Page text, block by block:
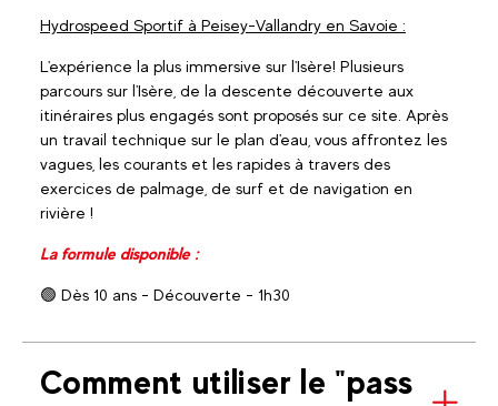
Hydrospeed Sportif à Peisey-Vallandry en Savoie :
L'expérience la plus immersive sur l'Isère! Plusieurs
parcours sur l'Isère, de la descente découverte aux
itinéraires plus engagés sont proposés sur ce site. Après
un travail technique sur le plan d'eau, vous affrontez les
vagues, les courants et les rapides à travers des
exercices de palmage, de surf et de navigation en
rivière !
La formule disponible :
🟢 Dès 10 ans - Découverte - 1h30
Comment utiliser le "pass